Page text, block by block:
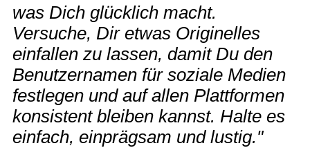
was Dich glücklich macht.
Versuche, Dir etwas Originelles
einfallen zu lassen, damit Du den
Benutzernamen für soziale Medien
festlegen und auf allen Plattformen
konsistent bleiben kannst. Halte es
einfach, einprägsam und lustig."